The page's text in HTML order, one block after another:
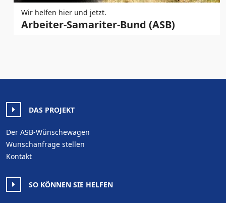
Wir helfen hier und jetzt.
Arbeiter-Samariter-Bund (ASB)
DAS PROJEKT
Der ASB-Wünschewagen
Wunschanfrage stellen
Kontakt
SO KÖNNEN SIE HELFEN